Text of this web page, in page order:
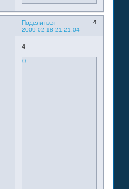
Поделиться
4
2009-02-18 21:21:04
4.
0